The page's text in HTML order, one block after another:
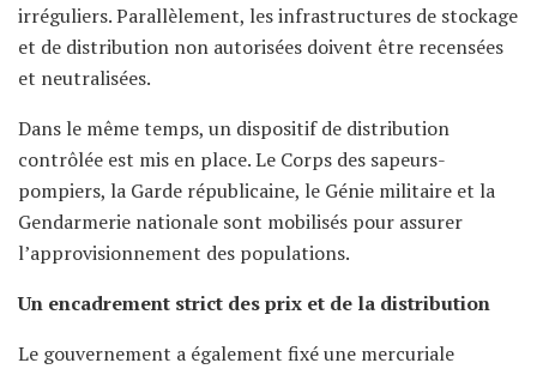
irréguliers. Parallèlement, les infrastructures de stockage
et de distribution non autorisées doivent être recensées
et neutralisées.
Dans le même temps, un dispositif de distribution
contrôlée est mis en place. Le Corps des sapeurs-
pompiers, la Garde républicaine, le Génie militaire et la
Gendarmerie nationale sont mobilisés pour assurer
l’approvisionnement des populations.
Un encadrement strict des prix et de la distribution
Le gouvernement a également fixé une mercuriale